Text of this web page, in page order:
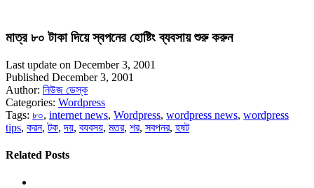
মাত্র ৮০ টাকা দিয়ে স্বপনের হোষ্টিং ব্যবসায় শুরু করুন
Last update on December 3, 2001
Published December 3, 2001
Author: নিউজ ডেস্ক
Categories: Wordpress
Tags: ৮০, internet news, Wordpress, wordpress news, wordpress
tips, করন,টক,দয়, বযবসয়, মতর, শর, সবপনর, হষট
Related Posts